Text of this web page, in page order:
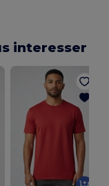
interesser